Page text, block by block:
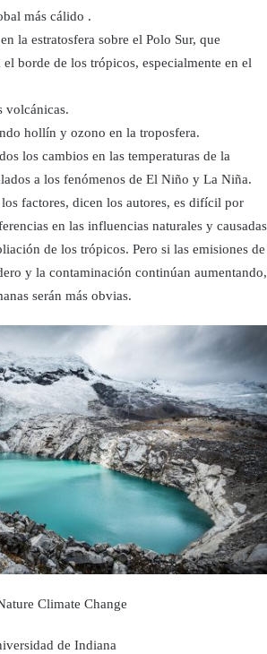
más cálido .
la estratosfera sobre el Polo Sur, que
borde de los trópicos, especialmente en el
volcánicas.
hollín y ozono en la troposfera.
los cambios en las temperaturas de la
a los fenómenos de El Niño y La Niña.
factores, dicen los autores, es difícil por
en las influencias naturales y causadas
de los trópicos. Pero si las emisiones de
y la contaminación continúan aumentando,
serán más obvias.
Climate Change
de Indiana